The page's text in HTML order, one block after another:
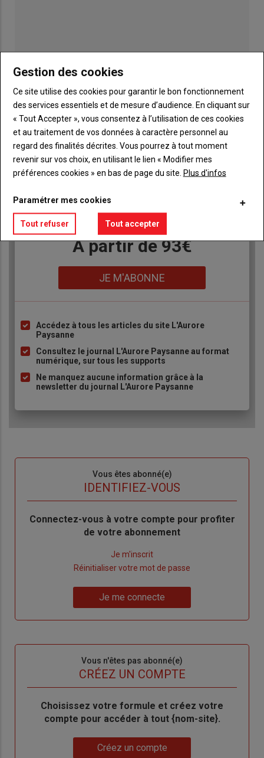
TITRE JE M'ABONNE
Body A partir de 93€
JE M'ABONNE
Liste
puce
Accédez à tous les articles du site L'Aurore
Paysanne
Consultez le journal L'Aurore Paysanne au format
numérique, sur tous les supports
Ne manquez aucune information grâce à la
newsletter du journal L'Aurore Paysanne
Vous êtes abonné(e)
IDENTIFIEZ-VOUS
Body
Connectez-vous à votre compte pour profiter
de votre abonnement
Je m'inscrit
de
Réinitialiser votre mot de passe
me
Je me connecte
Vous n'êtes pas abonné(e)
CRÉEZ UN COMPTE
BodyChoisissez votre formule et créez votre
compte pour accéder à tout {nom-site}.
Créez un compte
Gestion des cookies
Ce site utilise des cookies pour garantir le bon fonctionnement
des services essentiels et de mesure d’audience. En cliquant sur
« Tout Accepter », vous consentez à l’utilisation de ces cookies
et au traitement de vos données à caractère personnel au
regard des finalités décrites. Vous pourrez à tout moment
revenir sur vos choix, en utilisant le lien « Modifier mes
préférences cookies » en bas de page du site. Plus d'infos
Paramétrer mes cookies
Tout refuser Tout accepter